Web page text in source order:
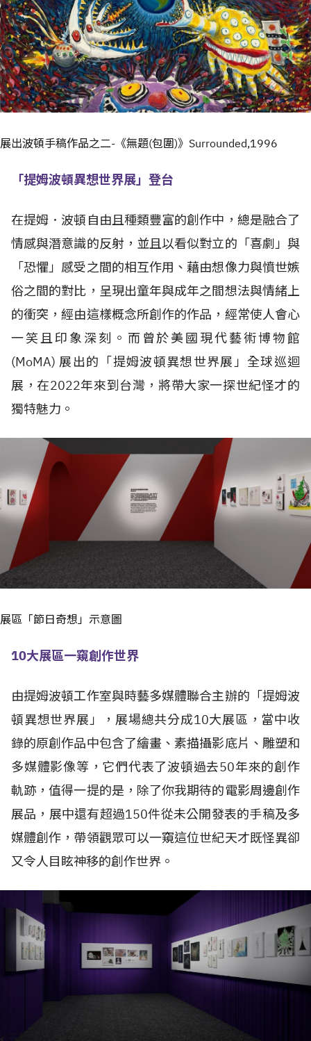
展出波頓手稿作品之二-《無題(包圍)》Surrounded,1996
「提姆波頓異想世界展」登台
在提姆．波頓自由且種類豐富的創作中，總是融合了
情感與潛意識的反射，並且以看似對立的「喜劇」與
「恐懼」感受之間的相互作用、藉由想像力與憤世嫉
俗之間的對比，呈現出童年與成年之間想法與情緒上
的衝突，經由這樣概念所創作的作品，經常使人會心
一笑且印象深刻。而曾於美國現代藝術博物館
(MoMA) 展出的「提姆波頓異想世界展」全球巡迴
展，在2022年來到台灣，將帶大家一探世紀怪才的
獨特魅力。
展區「節日奇想」示意圖
10大展區一窺創作世界
由提姆波頓工作室與時藝多媒體聯合主辦的「提姆波
頓異想世界展」，展場總共分成10大展區，當中收
錄的原創作品中包含了繪畫、素描攝影底片、雕塑和
多媒體影像等，它們代表了波頓過去50年來的創作
軌跡，值得一提的是，除了你我期待的電影周邊創作
展品，展中還有超過150件從未公開發表的手稿及多
媒體創作，帶領觀眾可以一窺這位世紀天才既怪異卻
又令人目眩神移的創作世界。